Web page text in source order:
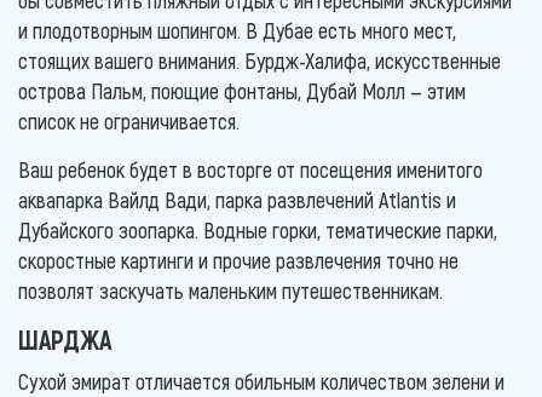
и плодотворным шопингом. В Дубае есть много мест,
стоящих вашего внимания. Бурдж-Халифа, искусственные
острова Пальм, поющие фонтаны, Дубай Молл — этим
список не ограничивается.
Ваш ребенок будет в восторге от посещения именитого
аквапарка Вайлд Вади, парка развлечений Atlantis и
Дубайского зоопарка. Водные горки, тематические парки,
скоростные картинги и прочие развлечения точно не
позволят заскучать маленьким путешественникам.
ШАРДЖА
Сухой эмират отличается обильным количеством зелени и